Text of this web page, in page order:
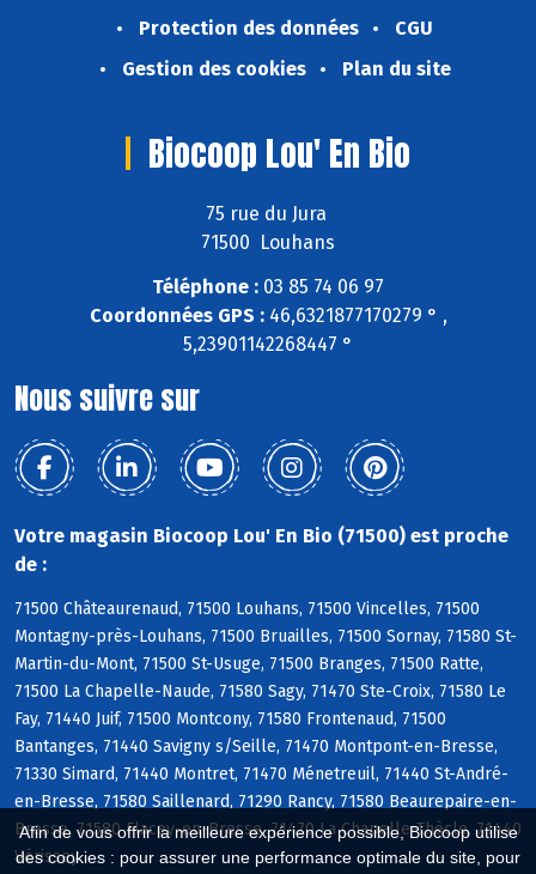
Afin de vous offrir la meilleure expérience possible, Biocoop utilise
des cookies : pour assurer une performance optimale du site, pour
Protection des données
CGU
Gestion des cookies
Plan du site
Biocoop Lou' En Bio
75 rue du Jura
71500 Louhans
Téléphone : 03 85 74 06 97
Coordonnées GPS :46,6321877170279 ° ,
5,23901142268447 °
Nous suivre sur
Votre magasin Biocoop Lou' En Bio (71500) est proche
de :
71500 Châteaurenaud, 71500 Louhans, 71500 Vincelles, 71500
Montagny-près-Louhans, 71500 Bruailles, 71500 Sornay, 71580 St-
Martin-du-Mont, 71500 St-Usuge, 71500 Branges, 71500 Ratte,
71500 La Chapelle-Naude, 71580 Sagy, 71470 Ste-Croix, 71580 Le
Fay, 71440 Juif, 71500 Montcony, 71580 Frontenaud, 71500
Bantanges, 71440 Savigny s/Seille, 71470 Montpont-en-Bresse,
71330 Simard, 71440 Montret, 71470 Ménetreuil, 71440 St-André-
en-Bresse, 71580 Saillenard, 71290 Rancy, 71580 Beaurepaire-en-
Bresse, 71580 Flacey-en-Bresse, 71470 La Chapelle-Thècle, 71440
Vérissey